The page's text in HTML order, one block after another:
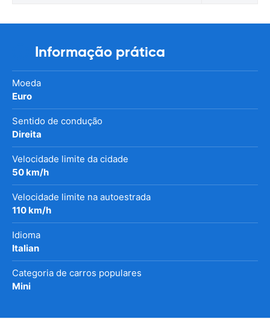
Informação prática
Moeda
Euro
Sentido de condução
Direita
Velocidade limite da cidade
50 km/h
Velocidade limite na autoestrada
110 km/h
Idioma
Italian
Categoria de carros populares
Mini